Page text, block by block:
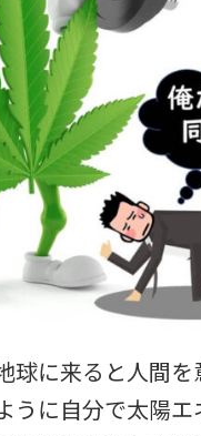
球に来ると人間
うに自分で太陽